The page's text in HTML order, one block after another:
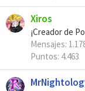
Xiros
¡Creador de
Mensajes
Puntos 4.463